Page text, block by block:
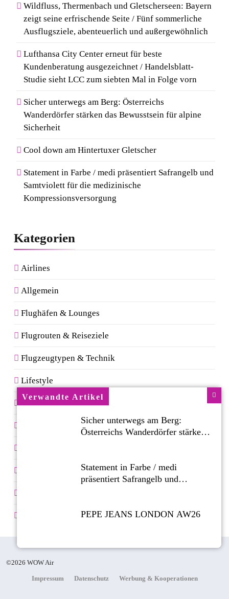
Verwandte Artikel
Sicher unterwegs am Berg:
Österreichs Wanderdörfer stärken
Statement in Farbe / medi
präsentiert Safrangelb und
PEPE JEANS LONDON AW26
2026 / NOMOS Glashütte erzielt
Fashion Week
6
Rezertifizierung bestätigt
Qualitätsstandard: Gastein
erneut mit Österreichischem
Wandergütesiegel ausgezeichnet
Kosmetik und Düfte online
kaufen: Die beliebtesten Shops
8
Von Mallorca bis Mykonos:
Der Style-Guide für
Südeuropas Top-Destinationen
Wildfluss, Thermenbach und Gletscherseen: Bayern
zeigt seine erfrischende Seite / Fünf sommerliche
Ausflugsziele, abenteuerlich und außergewöhnlich
Lufthansa City Center erneut für beste
Kundenberatung ausgezeichnet / Handelsblatt-
Studie sieht LCC zum siebten Mal in Folge vorn
Sicher unterwegs am Berg: Österreichs
Wanderdörfer stärken das Bewusstsein für alpine
Sicherheit
Cool down am Hintertuxer Gletscher
Statement in Farbe / medi präsentiert Safrangelb und
Samtviolett für die medizinische
Kompressionsversorgung
Kategorien
Airlines
Allgemein
Flughäfen & Lounges
Flugrouten & Reiseziele
Flugzeugtypen & Technik
Lifestyle
Reise-Blog
Reiseversicherung & Flugrechte
Sicherheit & Flugangst
Vielfliegerprogramme & Meilen sammeln
©2026 WOW Air
Impressum Datenschutz Werbung & Kooperationen